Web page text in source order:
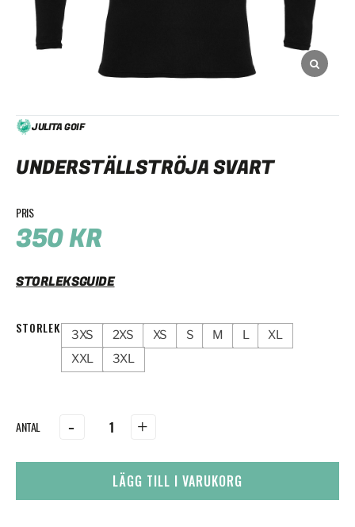
JULITA GOIF
UNDERSTÄLLSTRÖJA SVART
350KR
STORLEKSGUIDE
STORLEK 3XS 2XS XS S M L
XL
XXL
3XL
- +
LÄGG TILL I VARUKORG